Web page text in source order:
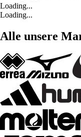
Loading...
Loading...
Alle unsere